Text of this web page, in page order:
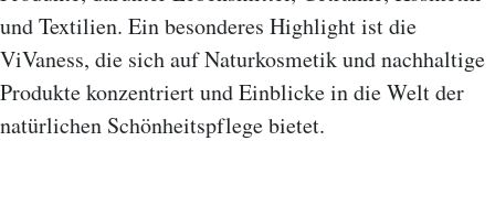
und Textilien. Ein besonderes Highlight ist die
ViVaness, die sich auf Naturkosmetik und nachhaltige
Produkte konzentriert und Einblicke in die Welt der
natürlichen Schönheitspflege bietet.